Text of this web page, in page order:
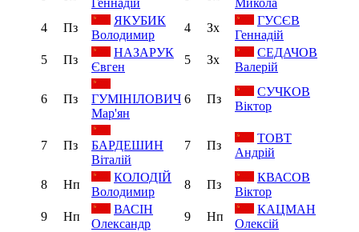
4
Пз
ЯКУБИК
Володимир
4 Зх
ГУСЄВ
Геннадій
5
Пз
НАЗАРУК
Євген
5 Зх
СЕДАЧОВ
Валерій
6 Пз
ГУМІНІЛОВИЧ
Мар'ян
6 Пз
СУЧКОВ
Віктор
7 Пз
БАРДЕШИН
Віталій
7 Пз
ТОВТ
Андрій
8 Нп
КОЛОДІЙ
Володимир
8 Пз
КВАСОВ
Віктор
9
Нп
ВАСІН
Олександр
9 Нп
КАЦМАН
Олексій